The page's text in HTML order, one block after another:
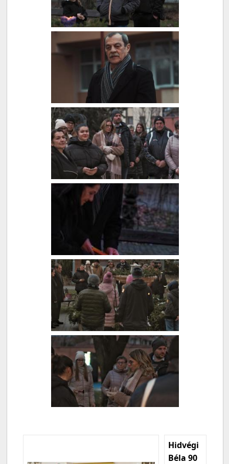
Hidvégi
Béla 90